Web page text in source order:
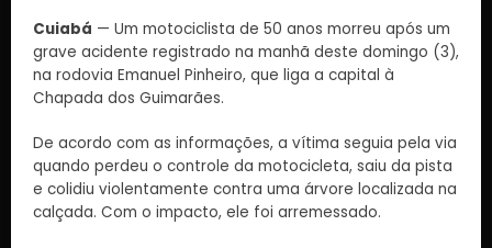
Cuiabá — Um motociclista de 50 anos morreu após um
grave acidente registrado na manhã deste domingo (3),
na rodovia Emanuel Pinheiro, que liga a capital à
Chapada dos Guimarães.
De acordo com as informações, a vítima seguia pela via
quando perdeu o controle da motocicleta, saiu da pista
e colidiu violentamente contra uma árvore localizada na
calçada. Com o impacto, ele foi arremessado.